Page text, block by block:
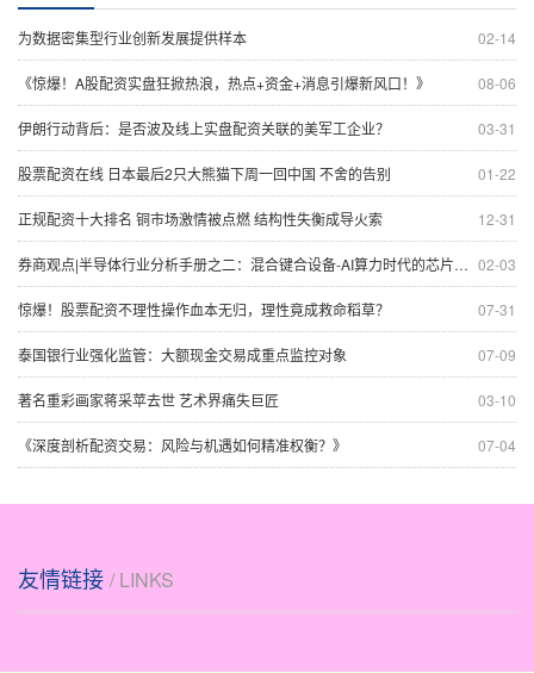
02-14
为数据密集型行业创新发展提供样本
08-06
《惊爆！A股配资实盘狂掀热浪，热点+资金+消息引爆新风口！》
03-31
伊朗行动背后：是否波及线上实盘配资关联的美军工企业？
01-22
股票配资在线 日本最后2只大熊猫下周一回中国 不舍的告别
12-31
正规配资十大排名 铜市场激情被点燃 结构性失衡成导火索
02-03
券商观点|半导体行业分析手册之二：混合键合设备-AI算力时代的芯片互连革命与BESI的领航之路
07-31
惊爆！股票配资不理性操作血本无归，理性竟成救命稻草？
07-09
泰国银行业强化监管：大额现金交易成重点监控对象
03-10
著名重彩画家蒋采苹去世 艺术界痛失巨匠
07-04
《深度剖析配资交易：风险与机遇如何精准权衡？》
友情链接 / LINKS